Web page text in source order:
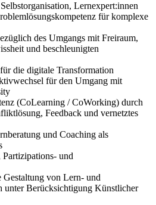
Lernexpert:innen
für komplexe
des Umgangs mit Freiraum,
und beschleunigten
die digitale Transformation
für den Umgang mit
(CoLearning / CoWorking) durch
Feedback und vernetztes
und Coaching als
und
von Lern- und
unter Berücksichtigung Künstlicher